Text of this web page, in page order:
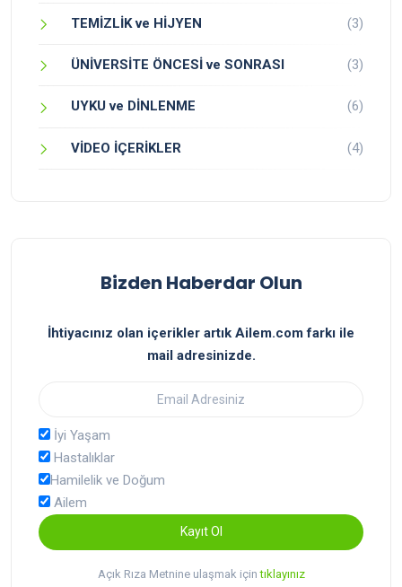
TEMİZLİK ve HİJYEN (3)
ÜNİVERSİTE ÖNCESİ ve SONRASI (3)
UYKU ve DİNLENME (6)
VİDEO İÇERİKLER (4)
Bizden Haberdar Olun
İhtiyacınız olan içerikler artık Ailem.com farkı ile
mail adresinizde.
İyi Yaşam
Hastalıklar
Hamilelik ve Doğum
Ailem
Kayıt Ol
Açık Rıza Metnine ulaşmak içintıklayınız